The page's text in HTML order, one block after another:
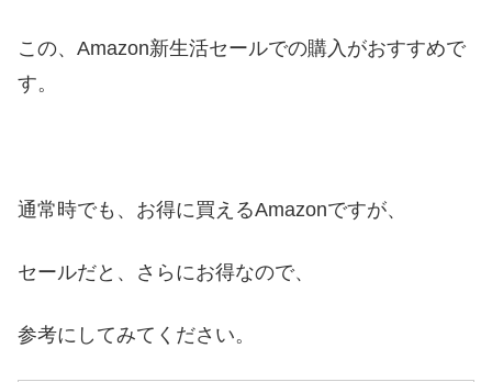
この、Amazon新生活セールでの購入がおすすめで
す。
通常時でも、お得に買えるAmazonですが、
セールだと、さらにお得なので、
参考にしてみてください。